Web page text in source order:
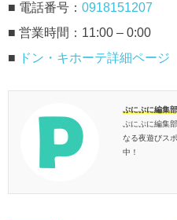
■ 電話番号： 0918151207
■ 営業時間：11:00 – 0:00
■ ドン・キホーテ詳細ページ
ぷにぷに編集部
ぷにぷに編集
なる夜遊びス
中！